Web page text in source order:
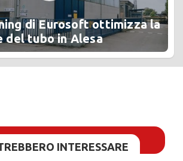
di Eurosoft ottimizza la
del tubo in Alesa
INTERESSARE